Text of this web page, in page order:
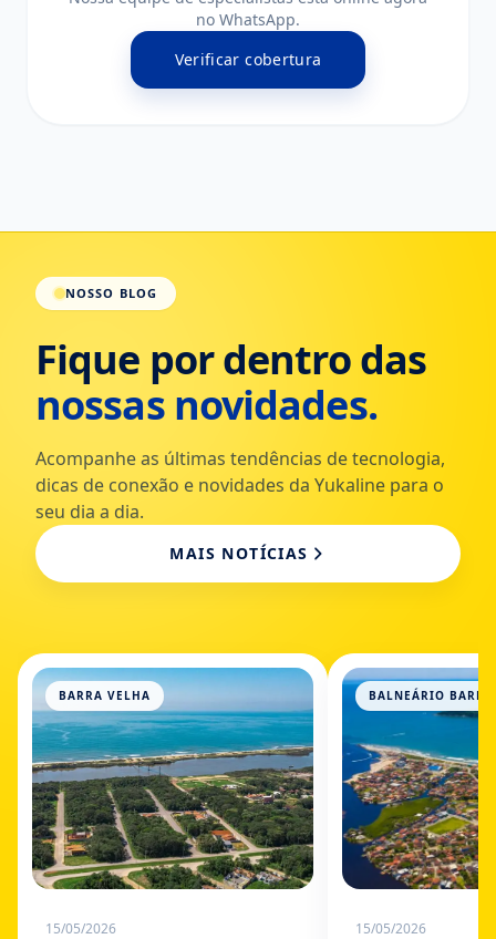
no WhatsApp.
Verificar cobertura
NOSSO BLOG
Fique por dentro das
nossas novidades.
Acompanhe as últimas tendências de tecnologia,
dicas de conexão e novidades da Yukaline para o
seu dia a dia.
MAIS NOTÍCIAS
BARRA VELHA
15/05/2026
BALNEÁRIO
15/05/2026